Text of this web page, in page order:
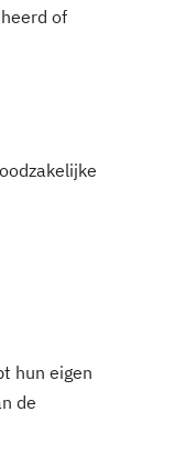
of
hun eigen
de